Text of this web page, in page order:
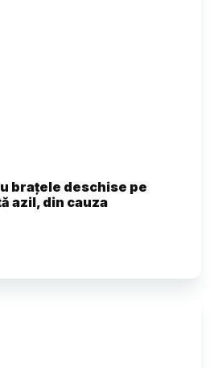
brațele deschise pe
azil, din cauza